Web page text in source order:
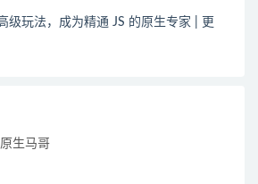
级玩法，成为精通 JS 的原生专家 | 更
生马哥